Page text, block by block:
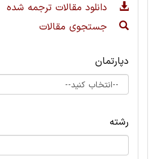
دانلود مقالات ترجمه شده
جستجوی مقالات
دپارتمان
رشته